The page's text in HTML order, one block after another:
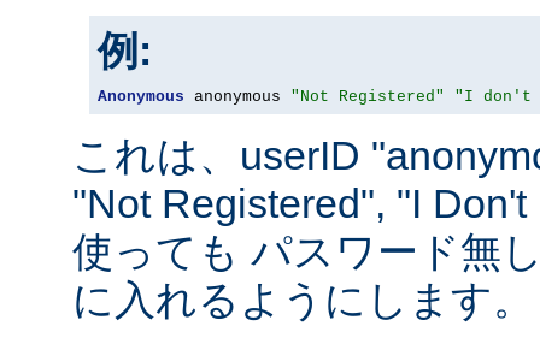
例:
Anonymous anonymous "Not Registered" "I don't
これは、userID
"Not Registered", "I
使っても パスワード無
に入れるようにします。